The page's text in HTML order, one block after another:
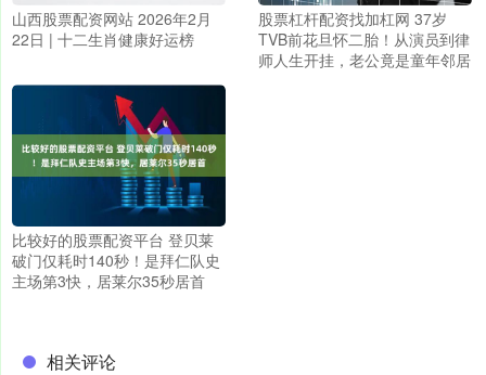
山西股票配资网站 2026年2月
22日 | 十二生肖健康好运榜
股票杠杆配资找加杠网 37岁
TVB前花旦怀二胎！从演员到律
师人生开挂，老公竟是童年邻居
比较好的股票配资平台 登贝莱
破门仅耗时140秒！是拜仁队史
主场第3快，居莱尔35秒居首
相关评论